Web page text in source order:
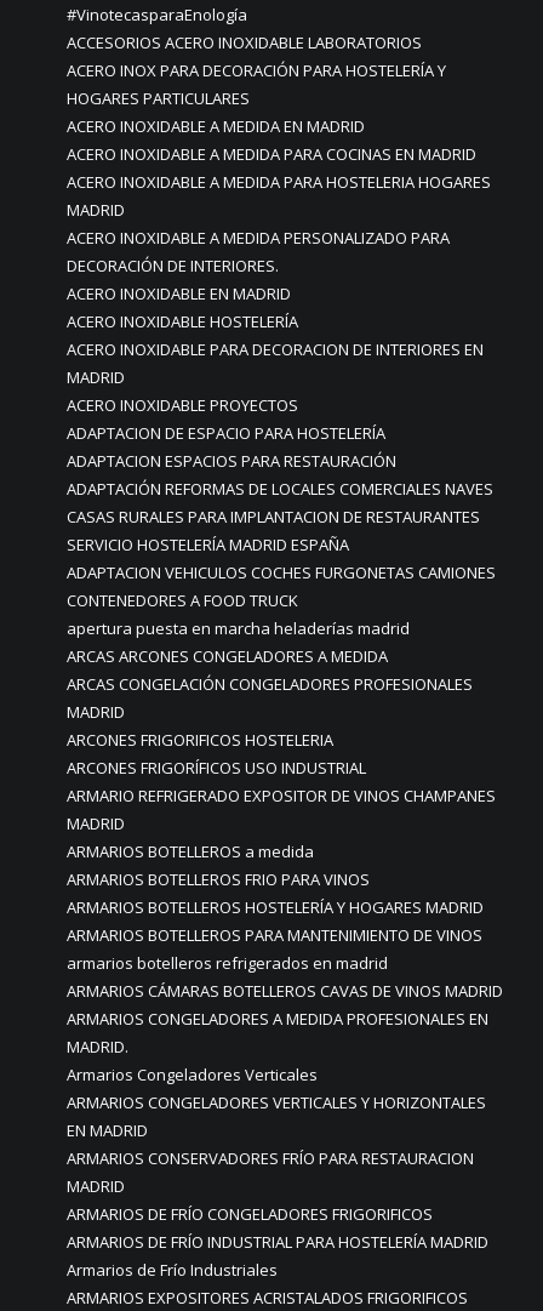
#VinotecasparaEnología
ACCESORIOS ACERO INOXIDABLE LABORATORIOS
ACERO INOX PARA DECORACIÓN PARA HOSTELERÍA Y
HOGARES PARTICULARES
ACERO INOXIDABLE A MEDIDA EN MADRID
ACERO INOXIDABLE A MEDIDA PARA COCINAS EN MADRID
ACERO INOXIDABLE A MEDIDA PARA HOSTELERIA HOGARES
MADRID
ACERO INOXIDABLE A MEDIDA PERSONALIZADO PARA
DECORACIÓN DE INTERIORES.
ACERO INOXIDABLE EN MADRID
ACERO INOXIDABLE HOSTELERÍA
ACERO INOXIDABLE PARA DECORACION DE INTERIORES EN
MADRID
ACERO INOXIDABLE PROYECTOS
ADAPTACION DE ESPACIO PARA HOSTELERÍA
ADAPTACION ESPACIOS PARA RESTAURACIÓN
ADAPTACIÓN REFORMAS DE LOCALES COMERCIALES NAVES
CASAS RURALES PARA IMPLANTACION DE RESTAURANTES
SERVICIO HOSTELERÍA MADRID ESPAÑA
ADAPTACION VEHICULOS COCHES FURGONETAS CAMIONES
CONTENEDORES A FOOD TRUCK
apertura puesta en marcha heladerías madrid
ARCAS ARCONES CONGELADORES A MEDIDA
ARCAS CONGELACIÓN CONGELADORES PROFESIONALES
MADRID
ARCONES FRIGORIFICOS HOSTELERIA
ARCONES FRIGORÍFICOS USO INDUSTRIAL
ARMARIO REFRIGERADO EXPOSITOR DE VINOS CHAMPANES
MADRID
ARMARIOS BOTELLEROS a medida
ARMARIOS BOTELLEROS FRIO PARA VINOS
ARMARIOS BOTELLEROS HOSTELERÍA Y HOGARES MADRID
ARMARIOS BOTELLEROS PARA MANTENIMIENTO DE VINOS
armarios botelleros refrigerados en madrid
ARMARIOS CÁMARAS BOTELLEROS CAVAS DE VINOS MADRID
ARMARIOS CONGELADORES A MEDIDA PROFESIONALES EN
MADRID.
Armarios Congeladores Verticales
ARMARIOS CONGELADORES VERTICALES Y HORIZONTALES
EN MADRID
ARMARIOS CONSERVADORES FRÍO PARA RESTAURACION
MADRID
ARMARIOS DE FRÍO CONGELADORES FRIGORIFICOS
ARMARIOS DE FRÍO INDUSTRIAL PARA HOSTELERÍA MADRID
Armarios de Frío Industriales
ARMARIOS EXPOSITORES ACRISTALADOS FRIGORIFICOS